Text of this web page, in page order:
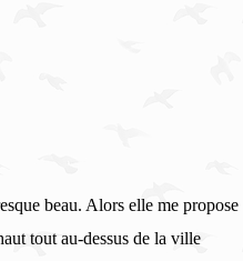
beau. Alors elle me propose
tout au-dessus de la ville